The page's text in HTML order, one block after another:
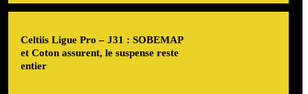
Celtiis Ligue Pro – J31 : SOBEMAP
et Coton assurent, le suspense reste
entier